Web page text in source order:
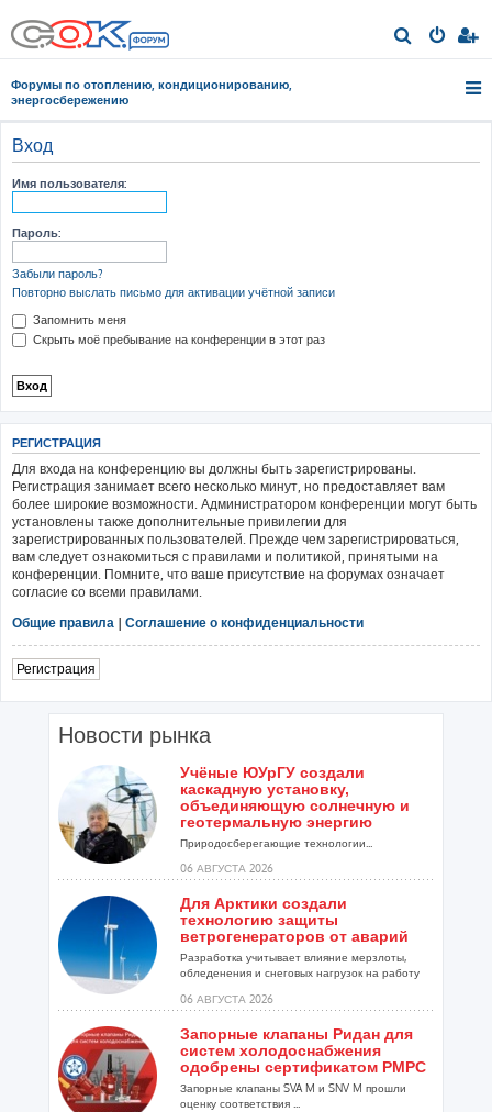
о
Форумы по отоплению, кондиционированию,
энергосбережению
Вход
Имя пользователя:
Пароль:
Забыли пароль?
Повторно выслать письмо для активации учётной записи
Запомнить меня
Скрыть моё пребывание на конференции в этот раз
РЕГИСТРАЦИЯ
Для входа на конференцию вы должны быть зарегистрированы.
Регистрация занимает всего несколько минут, но предоставляет вам
более широкие возможности. Администратором конференции могут быть
установлены также дополнительные привилегии для
зарегистрированных пользователей. Прежде чем зарегистрироваться,
вам следует ознакомиться с правилами и политикой, принятыми на
конференции. Помните, что ваше присутствие на форумах означает
согласие со всеми правилами.
Общие правила | Соглашение о конфиденциальности
Регистрация
Новости рынка
Учёные ЮУрГУ создали
каскадную установку,
объединяющую солнечную и
геотермальную энергию
Природосберегающие технологии...
06 АВГУСТА 2026
Для Арктики создали
технологию защиты
ветрогенераторов от аварий
Разработка учитывает влияние мерзлоты,
обледенения и снеговых нагрузок на работу
06 АВГУСТА 2026
Запорные клапаны Ридан для
систем холодоснабжения
одобрены сертификатом РМРС
Запорные клапаны SVA M и SNV M прошли
оценку соответствия ...